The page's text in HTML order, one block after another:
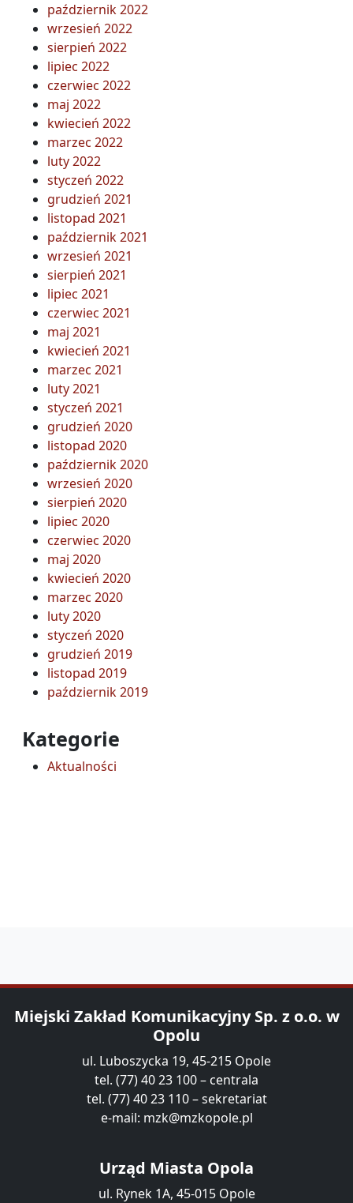
październik 2022
wrzesień 2022
sierpień 2022
lipiec 2022
czerwiec 2022
maj 2022
kwiecień 2022
marzec 2022
luty 2022
styczeń 2022
grudzień 2021
listopad 2021
październik 2021
wrzesień 2021
sierpień 2021
lipiec 2021
czerwiec 2021
maj 2021
kwiecień 2021
marzec 2021
luty 2021
styczeń 2021
grudzień 2020
listopad 2020
październik 2020
wrzesień 2020
sierpień 2020
lipiec 2020
czerwiec 2020
maj 2020
kwiecień 2020
marzec 2020
luty 2020
styczeń 2020
grudzień 2019
listopad 2019
październik 2019
Kategorie
Aktualności
Miejski Zakład Komunikacyjny Sp. z o.o. w
Opolu
ul. Luboszycka 19, 45-215 Opole
tel. (77) 40 23 100 – centrala
tel. (77) 40 23 110 – sekretariat
e-mail: mzk@mzkopole.pl
Urząd Miasta Opola
ul. Rynek 1A, 45-015 Opole